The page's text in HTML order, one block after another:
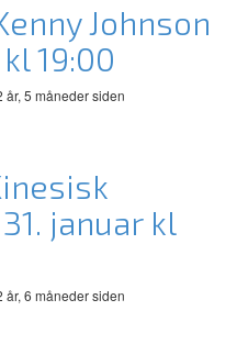
Johnson
19:00
år, 5 måneder siden
januar kl
år, 6 måneder siden